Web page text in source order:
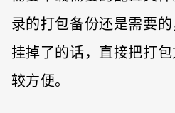
录的打包备份还是需要
挂掉了的话，直接把打
较方便。